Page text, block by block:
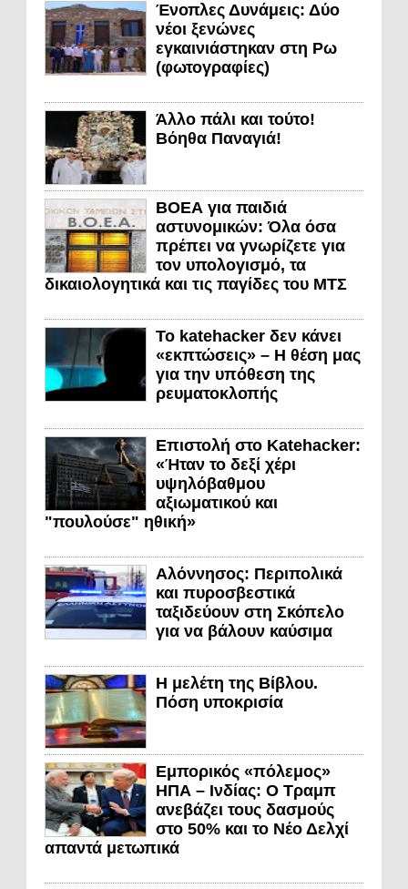
Ένοπλες Δυνάμεις: Δύο
νέοι ξενώνες
εγκαινιάστηκαν στη Ρω
(φωτογραφίες)
Άλλο πάλι και τούτο!
Βόηθα Παναγιά!
ΒΟΕΑ για παιδιά
αστυνομικών: Όλα όσα
πρέπει να γνωρίζετε για
τον υπολογισμό, τα
δικαιολογητικά και τις παγίδες του ΜΤΣ
Το katehacker δεν κάνει
«εκπτώσεις» – Η θέση μας
για την υπόθεση της
ρευματοκλοπής
Επιστολή στο Katehacker:
«Ήταν το δεξί χέρι
υψηλόβαθμου
αξιωματικού και
"πουλούσε" ηθική»
Αλόννησος: Περιπολικά
και πυροσβεστικά
ταξιδεύουν στη Σκόπελο
για να βάλουν καύσιμα
Η μελέτη της Βίβλου.
Πόση υποκρισία
Εμπορικός «πόλεμος»
ΗΠΑ – Ινδίας: Ο Τραμπ
ανεβάζει τους δασμούς
στο 50% και το Νέο Δελχί
απαντά μετωπικά